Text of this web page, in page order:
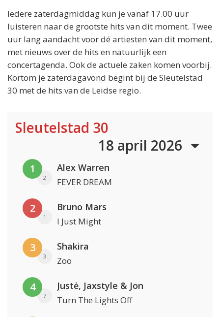
Iedere zaterdagmiddag kun je vanaf 17.00 uur
luisteren naar de grootste hits van dit moment. Twee
uur lang aandacht voor dé artiesten van dit moment,
met nieuws over de hits en natuurlijk een
concertagenda. Ook de actuele zaken komen voorbij.
Kortom je zaterdagavond begint bij de Sleutelstad
30 met de hits van de Leidse regio.
Sleutelstad 30
18 april 2026
1
2
Alex Warren
FEVER DREAM
2
1
Bruno Mars
I Just Might
3
3
Shakira
Zoo
4
7
Justė, Jaxstyle & Jon
Turn The Lights Off